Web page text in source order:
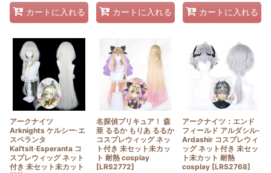
カートに入れる カートに入れる カートに入れる
アークナイツ
Arknights ケルシー·エ
スペランタ
Kal'tsit·Esperanta コ
スプレウィッグ ネット
付き 未セット未カット
名探偵プリキュア！ 森
亜 るるか もりあ るるか
コスプレウィッグ ネッ
ト付き 未セット未カッ
ト 耐熱 cosplay
[LRS2772]
アークナイツ：エンド
フィールド アルダシル-
Ardashir コスプレウィ
ッグ ネット付き 未セッ
ト未カット 耐熱
cosplay [LRS2768]